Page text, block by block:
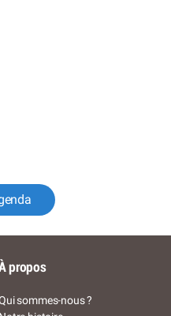
propos
sommes-nous ?